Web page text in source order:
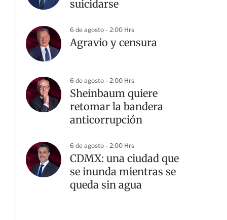
suicidarse
6 de agosto - 2:00 Hrs
Agravio y censura
6 de agosto - 2:00 Hrs
Sheinbaum quiere
retomar la bandera
anticorrupción
6 de agosto - 2:00 Hrs
CDMX: una ciudad que
se inunda mientras se
queda sin agua